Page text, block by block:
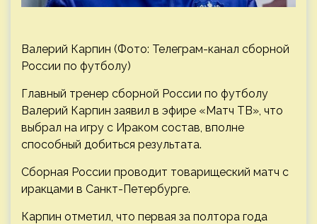
Валерий Карпин (Фото: Телеграм-канал сборной
России по футболу)
Главный тренер сборной России по футболу
Валерий Карпин заявил в эфире «Матч ТВ», что
выбрал на игру с Ираком состав, вполне
способный добиться результата.
Сборная России проводит товарищеский матч с
иракцами в Санкт-Петербурге.
Карпин отметил, что первая за полтора года